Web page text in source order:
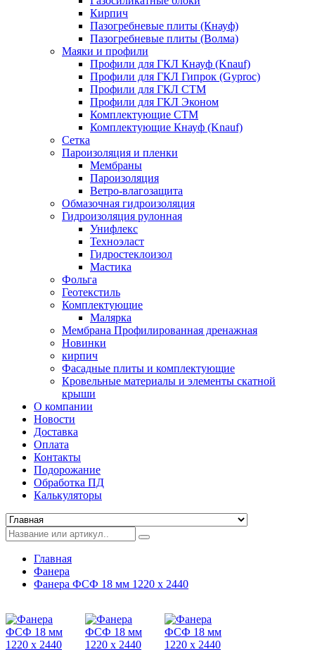
Кирпич
Пазогребневые плиты (Кнауф)
Пазогребневые плиты (Волма)
Маяки и профили
Профили для ГКЛ Кнауф (Knauf)
Профили для ГКЛ Гипрок (Gyproc)
Профили для ГКЛ СТМ
Профили для ГКЛ Эконом
Комплектующие СТМ
Комплектующие Кнауф (Knauf)
Сетка
Пароизоляция и пленки
Мембраны
Пароизоляция
Ветро-влагозащита
Обмазочная гидроизоляция
Гидроизоляция рулонная
Унифлекс
Техноэласт
Гидростеклоизол
Мастика
Фольга
Геотекстиль
Комплектующие
Малярка
Мембрана Профилированная дренажная
Новинки
кирпич
Фасадные плиты и комплектующие
Кровельные материалы и элементы скатной
крыши
О компании
Новости
Доставка
Оплата
Контакты
Подорожание
Обработка ПД
Калькуляторы
Главная
Фанера
Фанера ФСФ 18 мм 1220 х 2440